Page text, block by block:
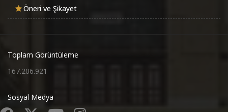
Öneri ve Şikayet
Toplam Görüntüleme
167.206.921
Sosyal Medya